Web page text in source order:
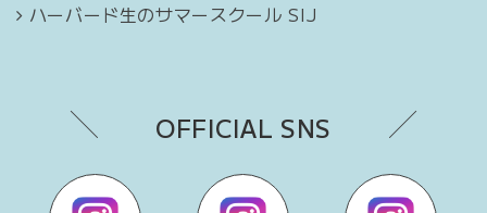
ハーバード生のサマースクール SIJ
OFFICIAL SNS